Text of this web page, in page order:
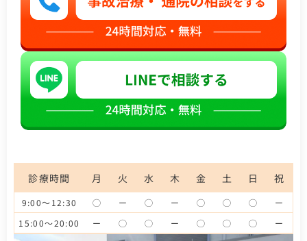
診療時間 月 火 水 木 金 土 日 祝
9:00～12:30 ◯ ー ◯ ー ◯ ◯ ◯
ー
15:00～20:00
ー ◯ ◯ ー ◯ ◯ ◯ ー